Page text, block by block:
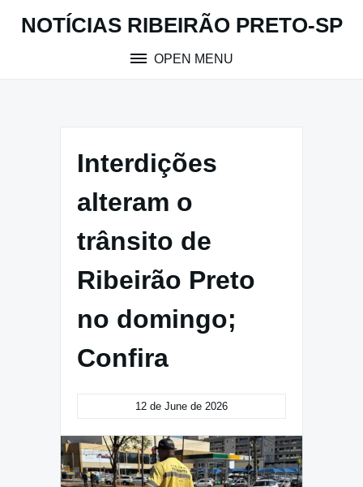
NOTÍCIAS RIBEIRÃO PRETO-SP
OPEN MENU
Interdições
alteram o
trânsito de
Ribeirão Preto
no domingo;
Confira
12 de June de 2026